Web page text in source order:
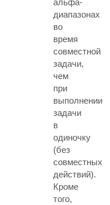
альфа-
диапазонах
во
время
совместной
задачи,
чем
при
выполнении
задачи
в
одиночку
(без
совместных
действий).
Кроме
того,